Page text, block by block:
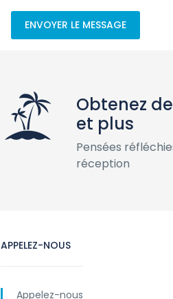
ENVOYER LE MESSAGE
Obtenez
et plus
Pensées
réception
APPELEZ-NOUS
Appelez-nous